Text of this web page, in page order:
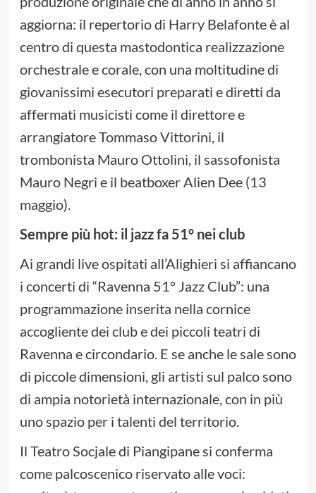
aggiorna: il repertorio di Harry Belafonte è al
centro di questa mastodontica realizzazione
orchestrale e corale, con una moltitudine di
giovanissimi esecutori preparati e diretti da
affermati musicisti come il direttore e
arrangiatore Tommaso Vittorini, il
trombonista Mauro Ottolini, il sassofonista
Mauro Negri e il beatboxer Alien Dee (13
maggio).
Sempre più hot: il jazz fa 51° nei club
Ai grandi live ospitati all’Alighieri si affiancano
i concerti di “Ravenna 51° Jazz Club”: una
programmazione inserita nella cornice
accogliente dei club e dei piccoli teatri di
Ravenna e circondario. E se anche le sale sono
di piccole dimensioni, gli artisti sul palco sono
di ampia notorietà internazionale, con in più
uno spazio per i talenti del territorio.
Il Teatro Socjale di Piangipane si conferma
come palcoscenico riservato alle voci: